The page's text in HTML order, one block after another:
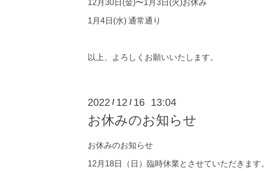
12月30日(金)〜1月3日(火)お休み
1月4日(水) 通常通り
以上、よろしくお願いいたします。
2022 / 12 / 16 13:04
お休みのお知らせ
お休みのお知らせ
12月18日（日）臨時休業とさせていただきます。